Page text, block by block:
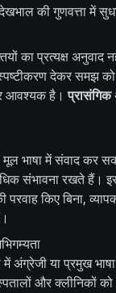
की गुणवत्ता में
का प्रत्यक्ष अनुवाद
देकर समझ को
आवश्यक है।
भाषा में संवाद कर
संभावना रखते हैं।
परवाह किए बिना,
में अंग्रेजी या प्रमुख
और क्लीनिकों